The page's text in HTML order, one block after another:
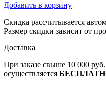
Добавить в корзину
Скидка рассчитывается
Размер скидки зависит от
Доставка
При заказе свыше 10 000 руб.
осуществляется